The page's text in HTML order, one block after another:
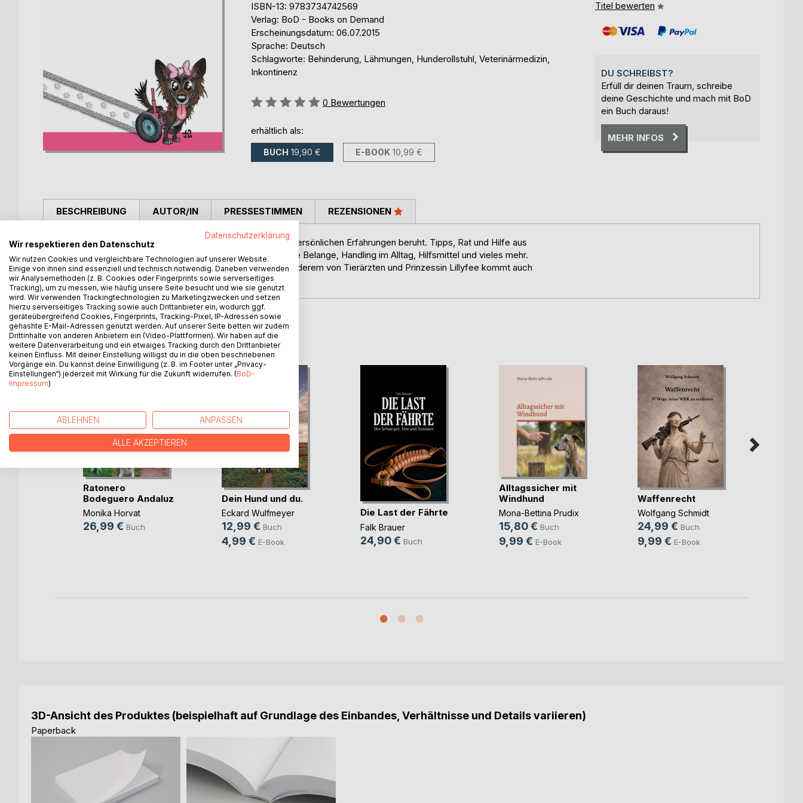
ISBN-13: 9783734742569
Verlag: BoD - Books on Demand
Erscheinungsdatum: 06.07.2015
Sprache: Deutsch
Schlagworte: Behinderung, Lähmungen, Hunderollstuhl, Veterinärmedizin,
Inkontinenz
Bewertung::
0 Bewertungen
erhältlich als:
BUCH 19,90 € E-BOOK 10,99 €
Titel bewerten
DU SCHREIBST?
Erfüll dir deinen Traum, schreibe
deine Geschichte und mach mit BoD
ein Buch daraus!
MEHR INFOS
BESCHREIBUNG
Dieser Ratgeber zeichnet sich dadurch aus, dass er auf persönlichen Erfahrungen beruht. Tipps, Rat und Hilfe aus
erster Hand. Die Themenbereiche umfassen medizinische Belange, Handling im Alltag, Hilfsmittel und vieles mehr.
Dieser Ratgeber ist gespickt mit Wortmeldungen unter anderem von Tierärzten und Prinzessin Lillyfee kommt auch
zu Wort.
AUTOR/IN PRESSESTIMMEN REZENSIONEN
WEITERE TITEL BEIBoD
Ratonero
Bodeguero Andaluz
Monika Horvat
26,99 € Buch
Dein Hund und du.
Eckard Wulfmeyer
12,99 € Buch
4,99 € E-Book
Die Last der Fährte
Falk Brauer
24,90 € Buch
Alltagssicher mit
Windhund
Mona-Bettina Prudix
15,80 € Buch
9,99 € E-Book
Waffenrecht
Wolfgang Schmidt
24,99 € Buch
9,99 € E-Book
3D-Ansicht des Produktes (beispielhaft auf Grundlage des Einbandes, Verhältnisse und Details variieren)
Paperback
Datenschutzerklärung
Wir respektieren den Datenschutz
Wir nutzen Cookies und vergleichbare Technologien auf unserer Website.
Einige von ihnen sind essenziell und technisch notwendig. Daneben verwenden
wir Analysemethoden (z. B. Cookies oder Fingerprints sowie serverseitiges
Tracking), um zu messen, wie häufig unsere Seite besucht und wie sie genutzt
wird. Wir verwenden Trackingtechnologien zu Marketingzwecken und setzen
hierzu serverseitiges Tracking sowie auch Drittanbieter ein, wodurch ggf.
geräteübergreifend Cookies, Fingerprints, Tracking-Pixel, IP-Adressen sowie
gehashte E-Mail-Adressen genutzt werden. Auf unserer Seite betten wir zudem
Drittinhalte von anderen Anbietern ein (Video-Plattformen). Wir haben auf die
weitere Datenverarbeitung und ein etwaiges Tracking durch den Drittanbieter
keinen Einfluss. Mit deiner Einstellung willigst du in die oben beschriebenen
Vorgänge ein. Du kannst deine Einwilligung (z. B. im Footer unter „Privacy-
Einstellungen“) jederzeit mit Wirkung für die Zukunft widerrufen. (BoD-
Impressum)
ABLEHNEN ANPASSEN
ALLE AKZEPTIEREN